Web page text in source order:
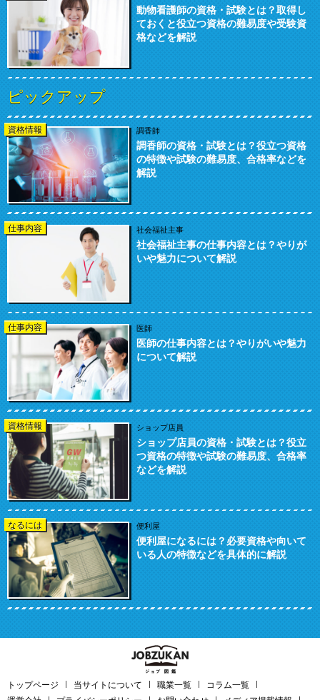
動物看護師の資格・試験とは？取得し
ておくと役立つ資格の難易度や受験資
格などを解説
ピックアップ
資格情報 調香師
調香師の資格・試験とは？役立つ資格
の特徴や試験の難易度、合格率などを
解説
仕事内容 社会福祉主事
社会福祉主事の仕事内容とは？やりが
いや魅力について解説
仕事内容 医師
医師の仕事内容とは？やりがいや魅力
について解説
資格情報 ショップ店員
ショップ店員の資格・試験とは？役立
つ資格の特徴や試験の難易度、合格率
などを解説
なるには 便利屋
便利屋になるには？必要資格や向いて
いる人の特徴などを具体的に解説
トップページ 当サイトについて 職業一覧
コラム一覧